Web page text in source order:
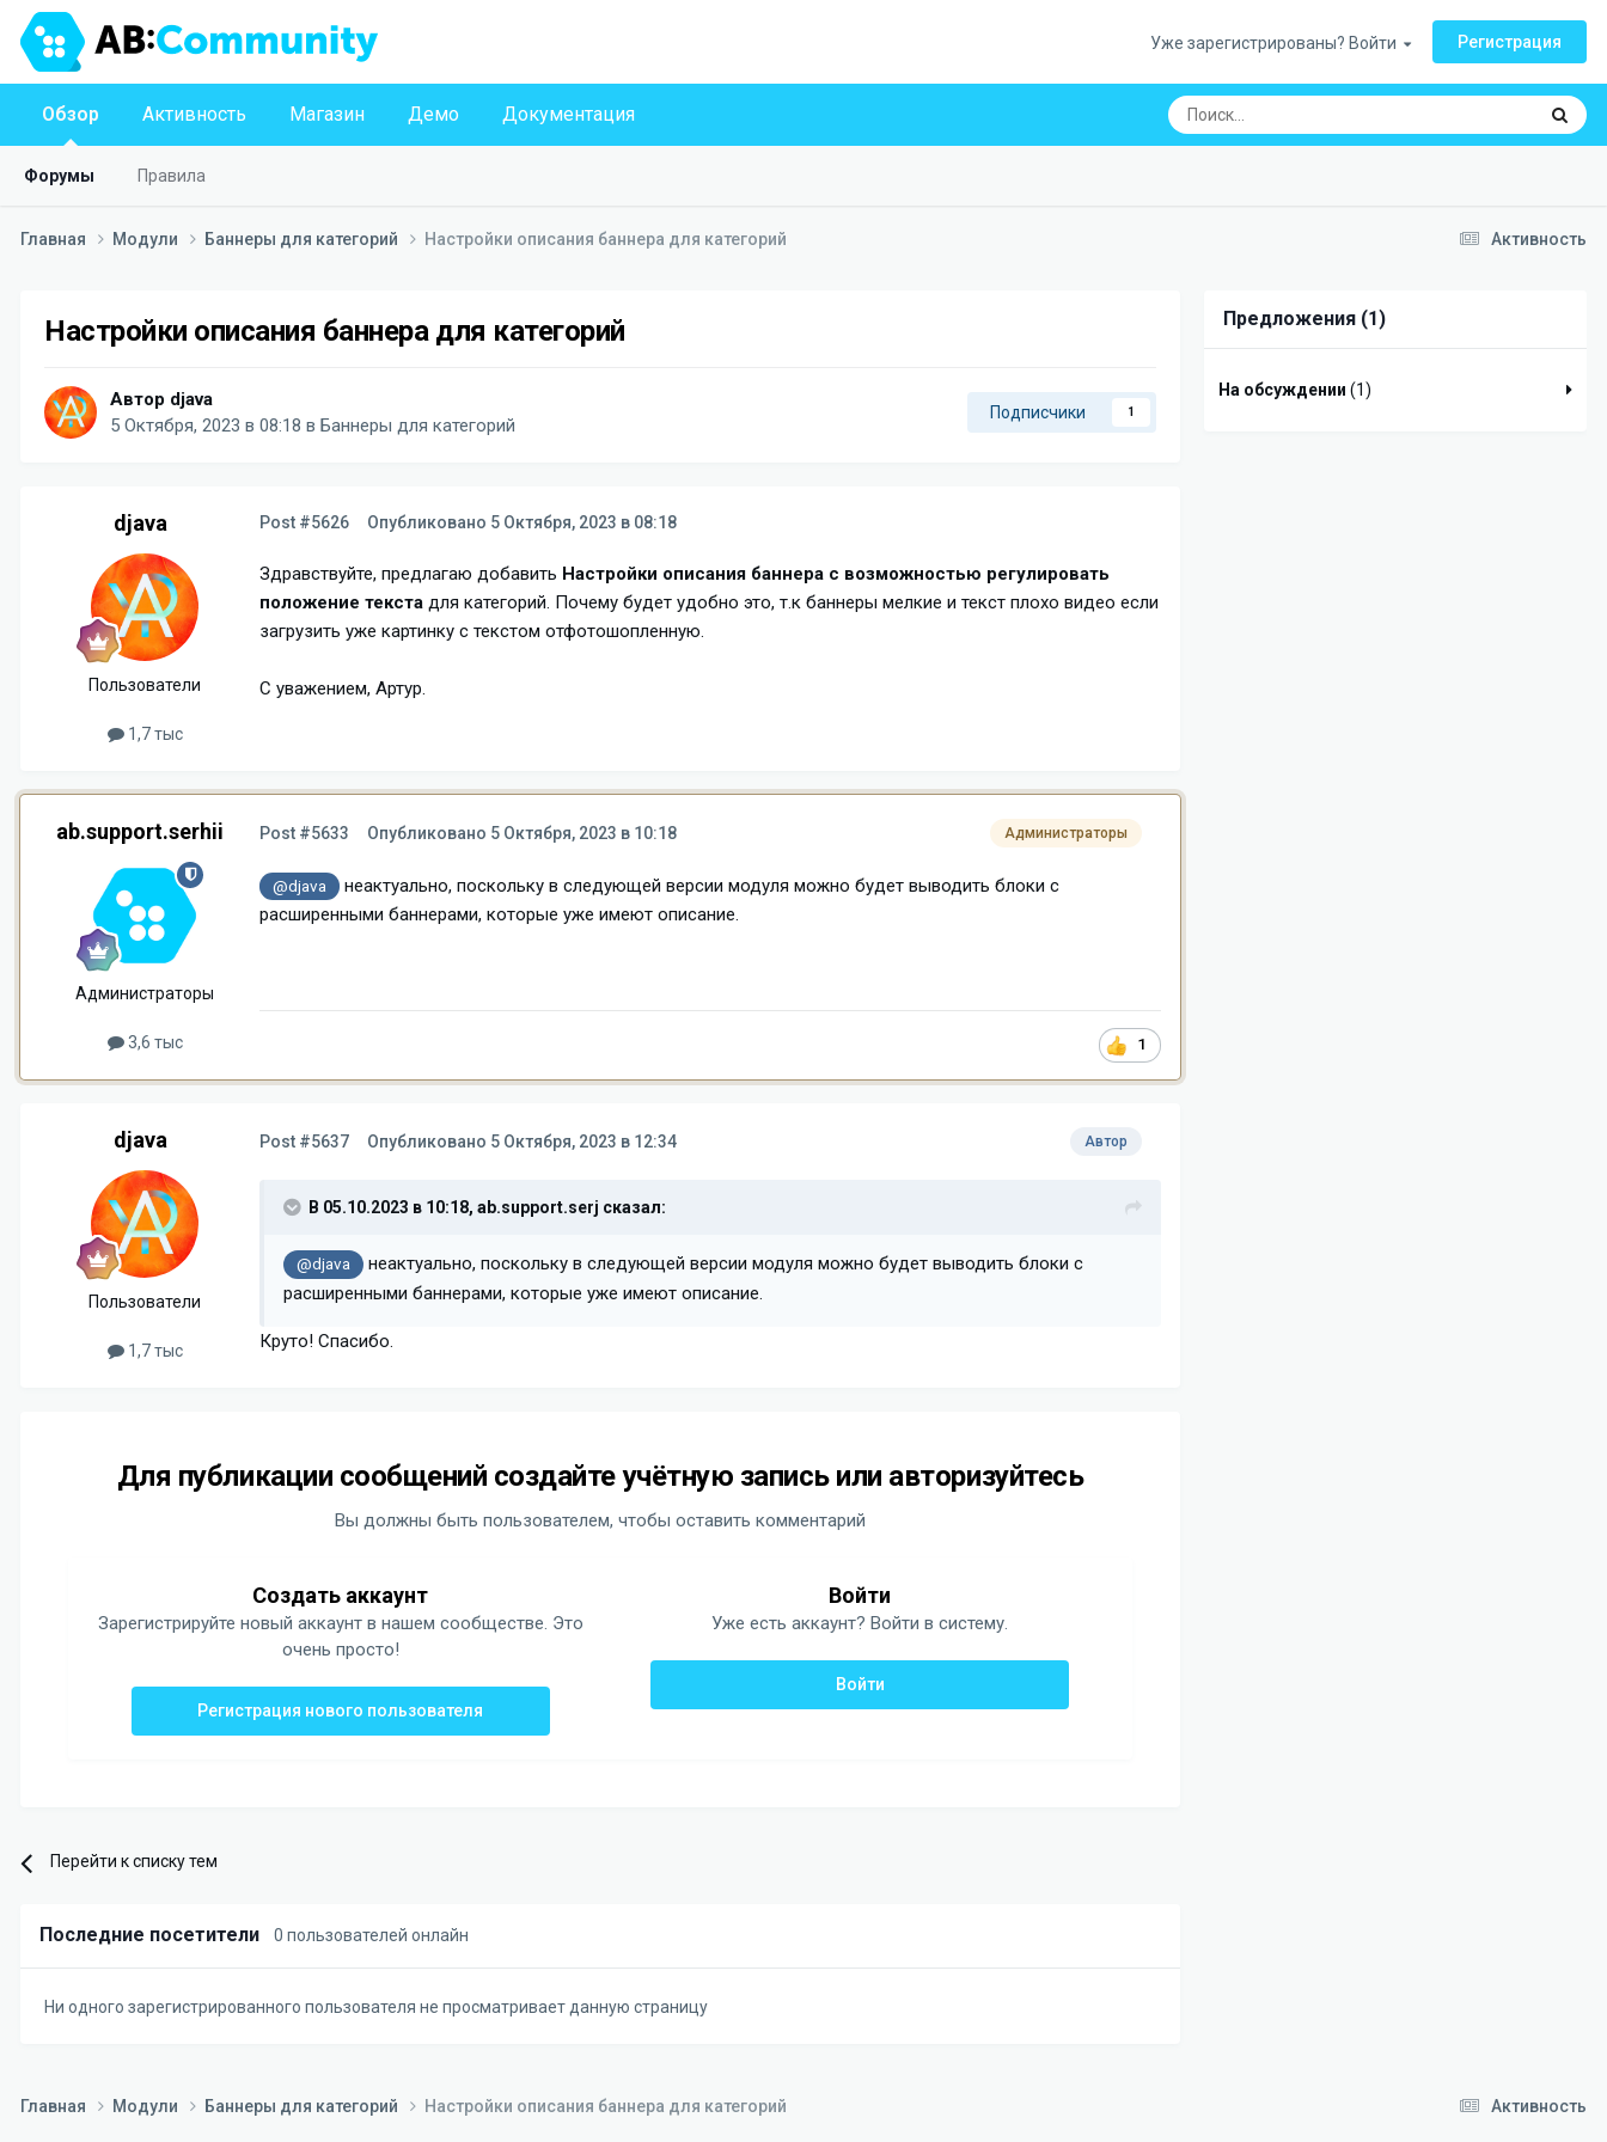
Уже зарегистрированы? Войти Регистрация
Обзор
Форумы Правила
Активность Магазин Демо Документация
Активность
Главная Модули Баннеры для категорий Настройки описания баннера для категорий
Настройки описания баннера для категорий
Автор djava
5 Октября, 2023 в 08:18 в Баннеры для категорий
Подписчики 1
djava
Пользователи
1,7 тыс
Post #5626 Опубликовано 5 Октября, 2023 в 08:18
Здравствуйте, предлагаю добавить Настройки описания баннера с возможностью регулировать
положение текста для категорий. Почему будет удобно это, т.к баннеры мелкие и текст плохо видео если
загрузить уже картинку с текстом отфотошопленную.
С уважением, Артур.
ab.support.serhii
Администраторы
3,6 тыс
Администраторы
Post #5633 Опубликовано 5 Октября, 2023 в 10:18
@djava
неактуально, поскольку в следующей версии модуля можно будет выводить блоки с
расширенными баннерами, которые уже имеют описание.
1
djava
Пользователи
1,7 тыс
Автор
Post #5637 Опубликовано 5 Октября, 2023 в 12:34
В 05.10.2023 в 10:18, ab.support.serj сказал:
@djava
неактуально, поскольку в следующей версии модуля можно будет выводить блоки с
расширенными баннерами, которые уже имеют описание.
Круто! Спасибо.
Для публикации сообщений создайте учётную запись или авторизуйтесь
Вы должны быть пользователем, чтобы оставить комментарий
Создать аккаунт
Зарегистрируйте новый аккаунт в нашем сообществе. Это
очень просто!
Регистрация нового пользователя
Войти
Уже есть аккаунт? Войти в систему.
Войти
Перейти к списку тем
Последние посетители 0 пользователей онлайн
Ни одного зарегистрированного пользователя не просматривает данную страницу
Предложения (1)
На обсуждении (1)
Активность
Главная Модули Баннеры для категорий Настройки описания баннера для категорий